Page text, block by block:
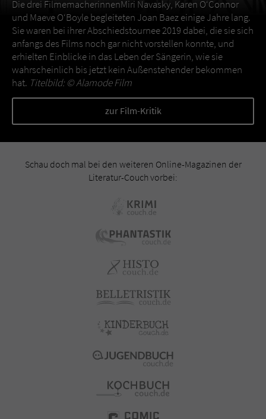
Die drei FilmemacherinnenMiri Navasky, Karen O‘Connor
und Maeve O‘Boyle begleiteten Joan Baez einige Jahre lang.
Sie waren bei ihrer Abschiedstournee 2019 dabei, die sie sich
anfangs des Films noch gar nicht vorstellen konnte, und
erhielten Einblicke in das Leben der Sängerin, wie sie
wahrscheinlich bis jetzt kein Außenstehender bekommen
hat. Titelbild: ©Alamode Film
zur Film-Kritik
Schau doch mal bei den weiteren Online-Magazinen der
Literatur-Couch vorbei: